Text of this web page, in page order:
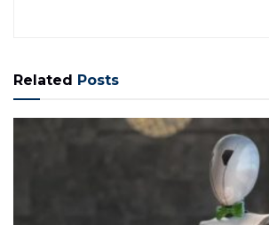
Related Posts